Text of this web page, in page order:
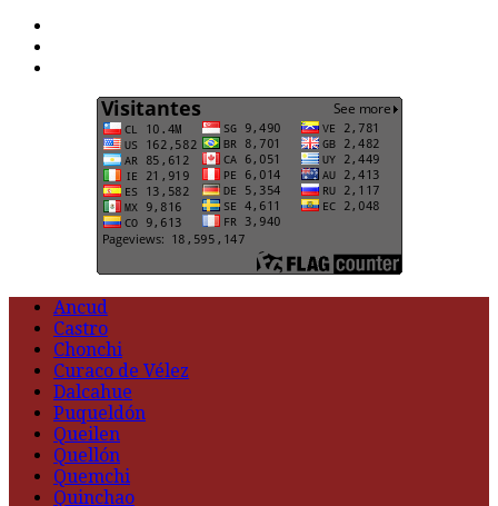
Ancud
Castro
Chonchi
Curaco de Vélez
Dalcahue
Puqueldón
Queilen
Quellón
Quemchi
Quinchao